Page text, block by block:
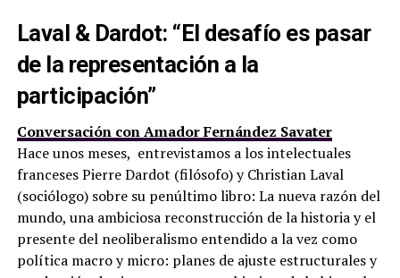
Laval & Dardot: “El desafío es pasar
de la representación a la
participación”
Conversación con Amador Fernández Savater
Hace unos meses, entrevistamos a los intelectuales
franceses Pierre Dardot (filósofo) y Christian Laval
(sociólogo) sobre su penúltimo libro: La nueva razón del
mundo, una ambiciosa reconstrucción de la historia y el
presente del neoliberalismo entendido a la vez como
política macro y micro: planes de ajuste estructurales y